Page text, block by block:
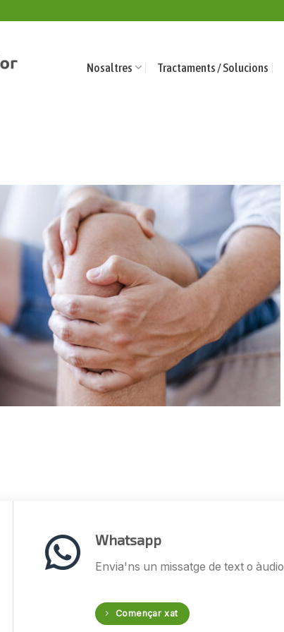
Nosaltres Tractaments / Solucions
Whatsapp
Envia'ns un missatge de text o àudio
Començar xat